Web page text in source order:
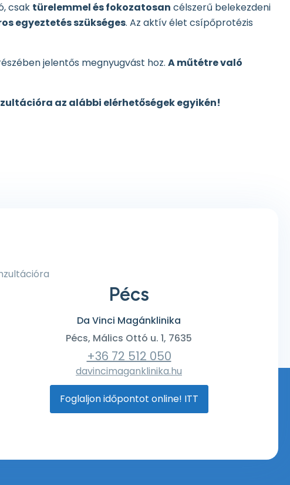
csak türelemmel és fokozatosan célszerű belekezdeni
egyeztetés szükséges. Az aktív élet csípőprotézis
jelentős megnyugvást hoz. A műtétre való
az alábbi elérhetőségek egyikén!
Pécs
Da Vinci Magánklinika
Pécs, Málics Ottó u. 1, 7635
+36 72 512 050
davincimaganklinika.hu
Foglaljon időpontot online! ITT